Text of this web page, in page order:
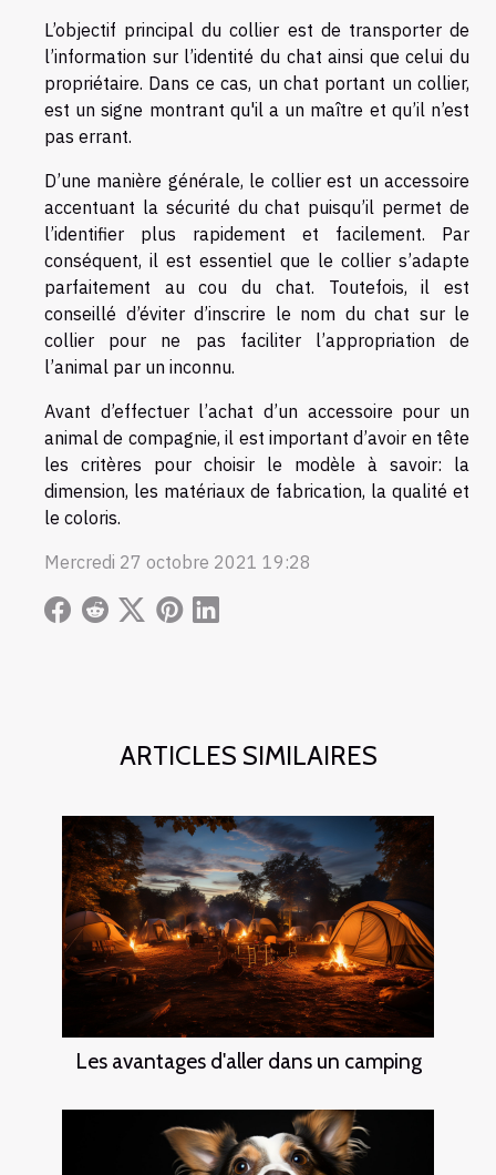
ARTICLES SIMILAIRES
Les avantages d'aller dans un camping
L’objectif principal du collier est de transporter de
l’information sur l’identité du chat ainsi que celui du
propriétaire. Dans ce cas, un chat portant un collier,
est un signe montrant qu'il a un maître et qu’il n’est
pas errant.
D’une manière générale, le collier est un accessoire
accentuant la sécurité du chat puisqu’il permet de
l’identifier plus rapidement et facilement. Par
conséquent, il est essentiel que le collier s’adapte
parfaitement au cou du chat. Toutefois, il est
conseillé d’éviter d’inscrire le nom du chat sur le
collier pour ne pas faciliter l’appropriation de
l’animal par un inconnu.
Avant d’effectuer l’achat d’un accessoire pour un
animal de compagnie, il est important d’avoir en tête
les critères pour choisir le modèle à savoir: la
dimension, les matériaux de fabrication, la qualité et
le coloris.
Mercredi 27 octobre 2021 19:28